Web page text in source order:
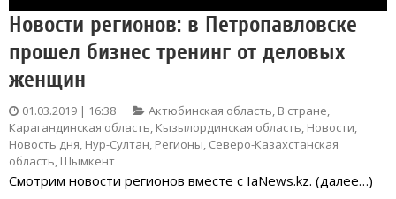
Новости регионов: в Петропавловске
прошел бизнес тренинг от деловых
женщин
01.03.2019 | 16:38 Актюбинская область, В стране,
Карагандинская область, Кызылординская область, Новости,
Новость дня, Нур-Султан, Регионы, Северо-Казахстанская
область, Шымкент
Смотрим новости регионов вместе с IaNews.kz. (далее…)